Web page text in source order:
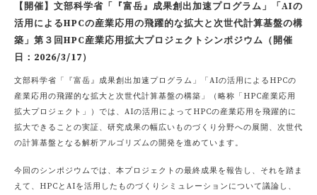
【開催】文部科学省「『富岳』成果創出加速プログラム」「AIの
活用によるHPCの産業応用の飛躍的な拡大と次世代計算基盤の構
築」第３回HPC産業応用拡大プロジェクトシンポジウム（開催
日：2026/3/17）
文部科学省「『富岳』成果創出加速プログラム」「AIの活用によるHPCの
産業応用の飛躍的な拡大と次世代計算基盤の構築」（略称「HPC産業応用
拡大プロジェクト」）では、AIの活用によってHPCの産業応用を飛躍的に
拡大できることの実証、研究成果の幅広いものづくり分野への展開、次世代
の計算基盤となる解析アルゴリズムの開発を進めています。
今回のシンポジウムでは、本プロジェクトの最終成果を報告し、それを踏ま
えて、HPCとAIを活用したものづくりシミュレーションについて議論し、